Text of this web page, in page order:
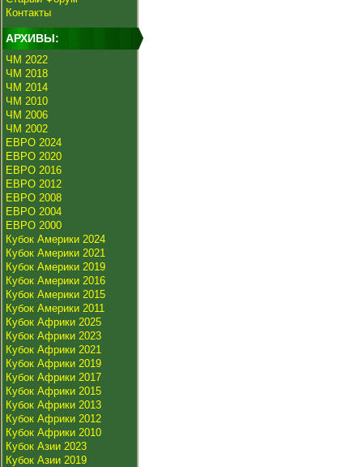
Контакты
АРХИВЫ:
ЧМ 2022
ЧМ 2018
ЧМ 2014
ЧМ 2010
ЧМ 2006
ЧМ 2002
ЕВРО 2024
ЕВРО 2020
ЕВРО 2016
ЕВРО 2012
ЕВРО 2008
ЕВРО 2004
ЕВРО 2000
Кубок Америки 2024
Кубок Америки 2021
Кубок Америки 2019
Кубок Америки 2016
Кубок Америки 2015
Кубок Америки 2011
Кубок Африки 2025
Кубок Африки 2023
Кубок Африки 2021
Кубок Африки 2019
Кубок Африки 2017
Кубок Африки 2015
Кубок Африки 2013
Кубок Африки 2012
Кубок Африки 2010
Кубок Азии 2023
Кубок Азии 2019